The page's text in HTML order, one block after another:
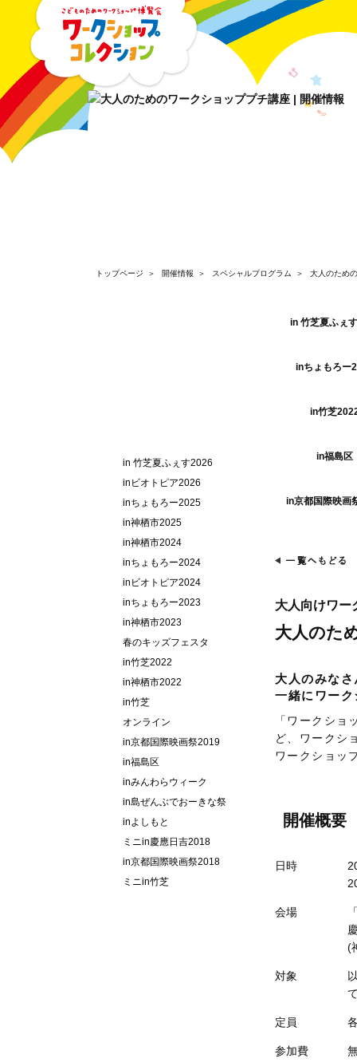
トップページ 開催情報 スペシャルプログラム 大人のため
in 竹芝夏ふぇ
inちょもろー
in竹芝
in福島区
in京都国際映画
大人向けワー
大人のた
大人のみなさ
一緒にワー
「ワークシ
ど、ワークシ
ワークショッ
開催概要
日時
会場
(
対象
定員
参加費
in 竹芝夏ふぇす2026
inビオトピア2026
inちょもろー2025
in神栖市2025
in神栖市2024
inちょもろー2024
inビオトピア2024
inちょもろー2023
in神栖市2023
春のキッズフェスタ
in竹芝2022
in神栖市2022
in竹芝
オンライン
in京都国際映画祭2019
in福島区
inみんわらウィーク
in島ぜんぶでおーきな祭
inよしもと
ミニin慶應日吉2018
in京都国際映画祭2018
ミニin竹芝